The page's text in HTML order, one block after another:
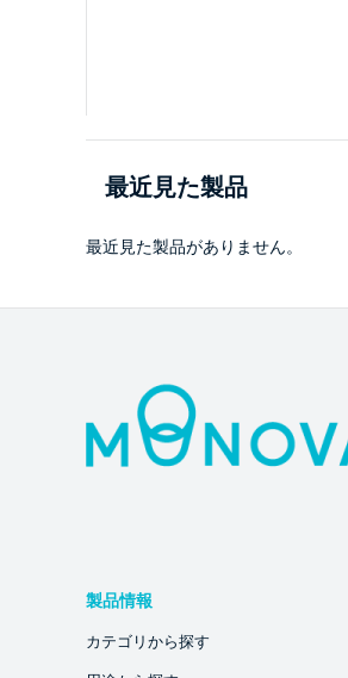
最近見た製品
最近見た製品がありません。
製品情報
カテゴリから探す